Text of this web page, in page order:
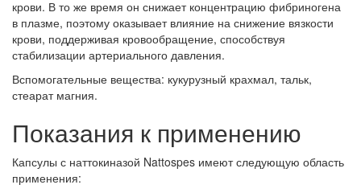
крови. В то же время он снижает концентрацию фибриногена
в плазме, поэтому оказывает влияние на снижение вязкости
крови, поддерживая кровообращение, способствуя
стабилизации артериального давления.
Вспомогательные вещества: кукурузный крахмал, тальк,
стеарат магния.
Показания к применению
Капсулы с наттокиназой Nattospes имеют следующую область
применения: